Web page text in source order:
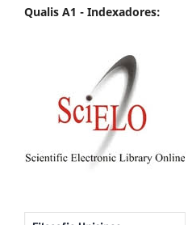
Qualis A1 - Indexadores: